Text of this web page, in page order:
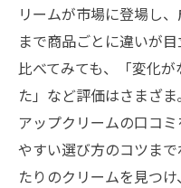
リームが市場に登場し
まで商品ごとに違いが
比べてみても、「変化
た」など評価はさまざ
アップクリームの口コ
やすい選び方のコツま
たりのクリームを見つ